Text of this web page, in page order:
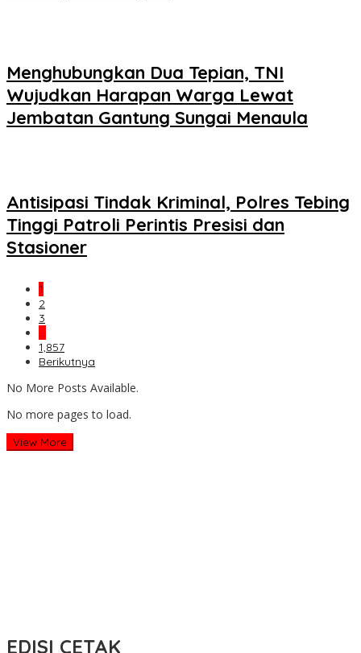
Menghubungkan Dua Tepian, TNI
Wujudkan Harapan Warga Lewat
Jembatan Gantung Sungai Menaula
Antisipasi Tindak Kriminal, Polres Tebing
Tinggi Patroli Perintis Presisi dan
Stasioner
1
2
3
…
1,857
Berikutnya
No More Posts Available.
No more pages to load.
View More
EDISI CETAK